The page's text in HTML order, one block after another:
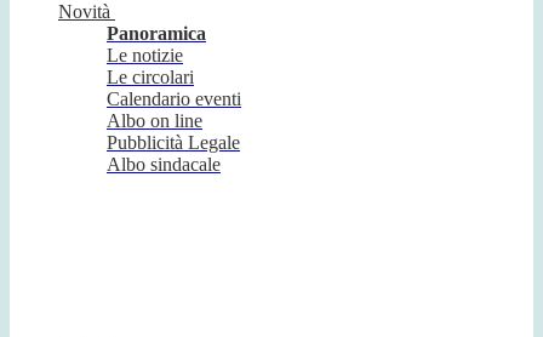
Novità
Panoramica
Le notizie
Le circolari
Calendario eventi
Albo on line
Pubblicità Legale
Albo sindacale